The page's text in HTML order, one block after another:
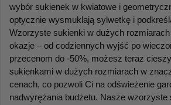
wybór sukienek w kwiatowe i
optycznie wysmuklają sylwetkę i
Wzorzyste sukienki w dużych
okazje – od codziennych wyjść po
przecenom do -50%, możesz teraz
sukienkami w dużych rozmiarach w
cenach, co pozwoli Ci na odświeżenie
nadwyrężania budżetu. Nasze wzorzyste